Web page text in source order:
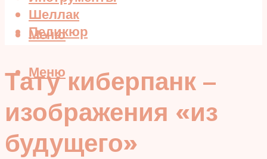
Шеллак
Педикюр
Меню
Меню
Тату киберпанк –
изображения «из
будущего»